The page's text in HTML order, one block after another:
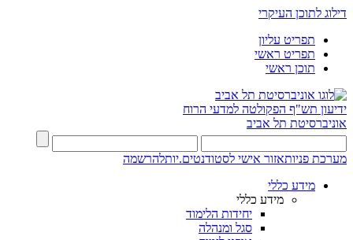
דילוג לתוכן העיקרי
תפריט עליון
תפריט ראשי
תוכן ראשי
ידיעון תש"ף הפקולטה למדעי הרוח
אוניברסיטת תל אביב
מערכת פניותאזור אישי לסטודנטים.יותלהרשמה
מידע כללי
מידע כללי
יחידות הלימוד
סגל ומנהלה